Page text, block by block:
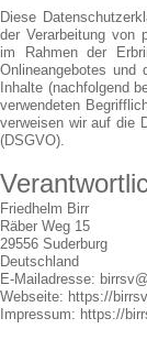
Diese
der Verarbeitung von
im Rahmen der
Onlineangebotes und
Inhalte (nachfolgend
verwendeten
verweisen wir auf die
(DSGVO).
Friedhelm Birr
Räber Weg 15
29556 Suderburg
Deutschland
E-Mailadresse:
Webseite: https://
Impressum: https://